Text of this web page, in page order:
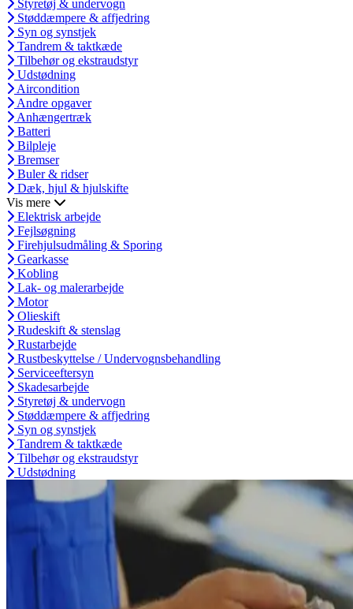
Styretøj & undervogn
Støddæmpere & affjedring
Syn og synstjek
Tandrem & taktkæde
Tilbehør og ekstraudstyr
Udstødning
Aircondition
Andre opgaver
Anhængertræk
Batteri
Bilpleje
Bremser
Buler & ridser
Dæk, hjul & hjulskifte
Vis mere
Elektrisk arbejde
Fejlsøgning
Firehjulsudmåling & Sporing
Gearkasse
Kobling
Lak- og malerarbejde
Motor
Olieskift
Rudeskift & stenslag
Rustarbejde
Rustbeskyttelse / Undervognsbehandling
Serviceeftersyn
Skadesarbejde
Styretøj & undervogn
Støddæmpere & affjedring
Syn og synstjek
Tandrem & taktkæde
Tilbehør og ekstraudstyr
Udstødning